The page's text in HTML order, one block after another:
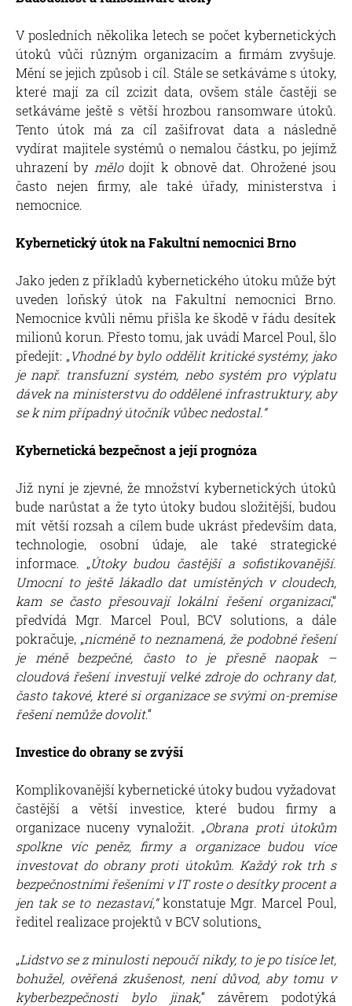
V posledních několika letech se počet kybernetických
útoků vůči různým organizacím a firmám zvyšuje.
Mění se jejich způsob i cíl. Stále se setkáváme s útoky,
které mají za cíl zcizit data, ovšem stále častěji se
setkáváme ještě s větší hrozbou ransomware útoků.
Tento útok má za cíl zašifrovat data a následně
vydírat majitele systémů o nemalou částku, po jejímž
uhrazení by mělodojít k obnově dat. Ohrožené jsou
často nejen firmy, ale také úřady, ministerstva i
nemocnice.
Kybernetický útok na Fakultní nemocnici Brno
Jako jeden z příkladů kybernetického útoku může být
uveden loňský útok na Fakultní nemocnici Brno.
Nemocnice kvůli němu přišla ke škodě v řádu desítek
milionů korun. Přesto tomu, jak uvádí Marcel Poul, šlo
předejít: „Vhodné by bylo oddělit kritické systémy, jako
je např. transfuzní systém, nebo systém pro výplatu
dávek na ministerstvu do oddělené infrastruktury, aby
se k nim případný útočník vůbec nedostal.“
Kybernetická bezpečnost a její prognóza
Již nyní je zjevné, že množství kybernetických útoků
bude narůstat a že tyto útoky budou složitější, budou
mít větší rozsah a cílem bude ukrást především data,
technologie, osobní údaje, ale také strategické
informace. „Útoky budou častější a sofistikovanější.
Umocní to ještě lákadlo dat umístěných v cloudech,
kam se často přesouvají lokální řešení organizací,“
předvídá Mgr. Marcel Poul, BCV solutions, a dále
pokračuje, „nicméně to neznamená, že podobné řešení
je méně bezpečné, často to je přesně naopak –
cloudová řešení investují velké zdroje do ochrany dat,
často takové, které si organizace se svými on-premise
řešení nemůže dovolit.“
Investice do obrany se zvýší
Komplikovanější kybernetické útoky budou vyžadovat
častější a větší investice, které budou firmy a
organizace nuceny vynaložit. „Obrana proti útokům
spolkne víc peněz, firmy a organizace budou více
investovat do obrany proti útokům. Každý rok trh s
bezpečnostními řešeními v IT roste o desítky procent a
jen tak se to nezastaví,“konstatuje Mgr. Marcel Poul,
ředitel realizace projektů v BCV solutions.
„Lidstvo se z minulosti nepoučí nikdy, to je po tisíce let,
bohužel, ověřená zkušenost, není důvod, aby tomu v
kyberbezpečnosti bylo jinak,“ závěrem podotýká